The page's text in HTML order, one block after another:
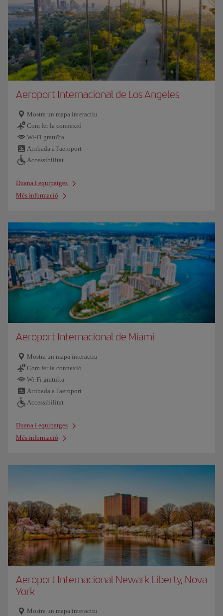
Aeroport Internacional de Los Angeles
Mostra un mapa interactiu
Com fer la connexió
Wi-Fi gratuïta
Arribada a l'aeroport
Accessibilitat
Duana i equipatges
Més informació
Aeroport Internacional de Miami
Mostra un mapa interactiu
Com fer la connexió
Wi-Fi gratuïta
Arribada a l'aeroport
Accessibilitat
Duana i equipatges
Més informació
Aeroport Internacional Newark Liberty, Nova
York
Mostra un mapa interactiu